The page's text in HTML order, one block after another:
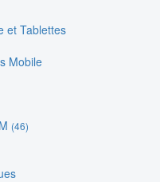
et Tablettes
Mobile
(46)